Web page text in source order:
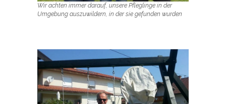
Wir achten immer darauf, unsere Pfleglinge in der
Umgebung auszuwildern, in der sie gefunden wurden